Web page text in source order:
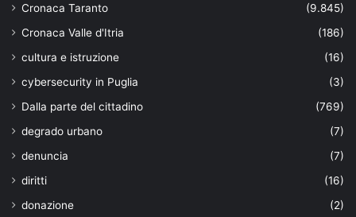
Cronaca Taranto
(9.845)
Cronaca Valle d'Itria
(186)
cultura e istruzione
(16)
cybersecurity in Puglia
(3)
Dalla parte del cittadino
(769)
degrado urbano
(7)
denuncia
(7)
diritti
(16)
donazione
(2)